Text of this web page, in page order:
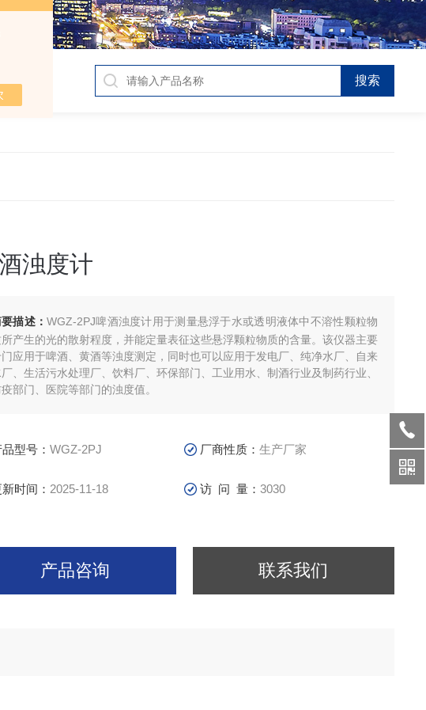
浊度计
描述：WGZ-2PJ啤酒浊度计用于测量悬浮于水或透明液体中不溶性颗粒物
所产生的光的散射程度，并能定量表征这些悬浮颗粒物质的含量。该仪器主要
应用于啤酒、黄酒等浊度测定，同时也可以应用于发电厂、纯净水厂、自来
厂、生活污水处理厂、饮料厂、环保部门、工业用水、制酒行业及制药行业、
疫部门、医院等部门的浊度值。
品型号：WGZ-2PJ 厂商性质：生产厂家
时间： 2025-11-18 访 问 量：3030
产品咨询 联系我们